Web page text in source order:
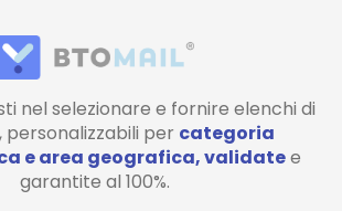
nel selezionare e fornire elenchi di
personalizzabili per categoria
e area geografica, validatee
garantite al 100%.